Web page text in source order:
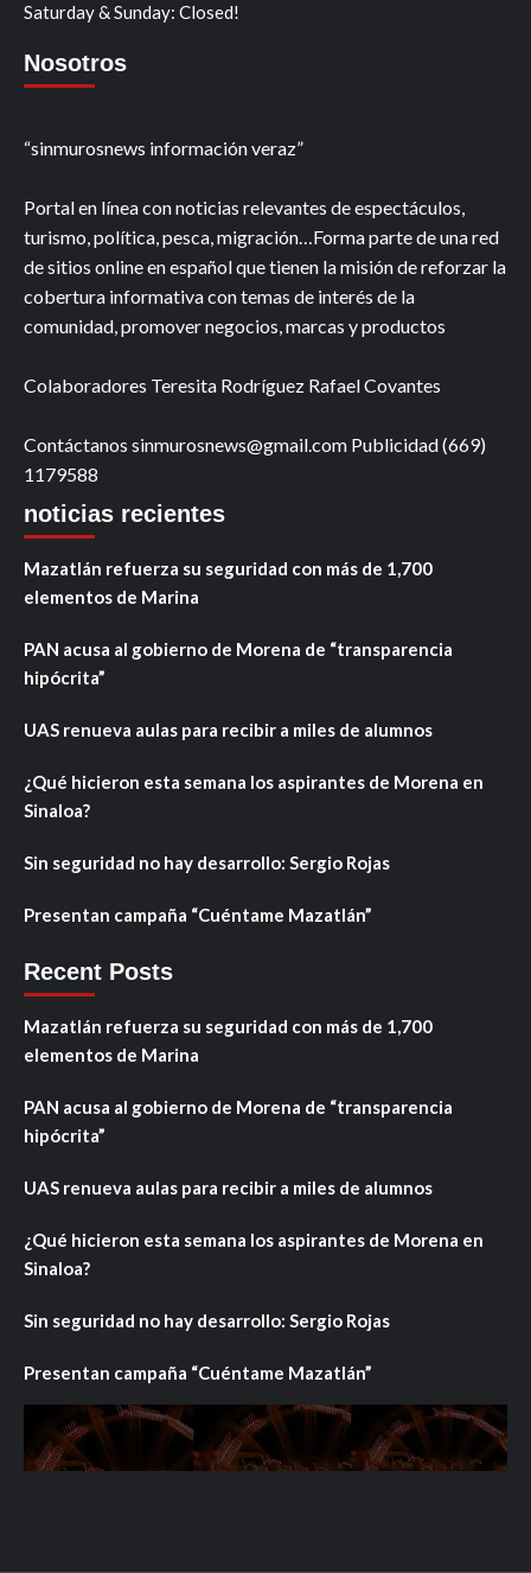
Saturday & Sunday: Closed!
Nosotros
“sinmurosnews información veraz”
Portal en línea con noticias relevantes de espectáculos,
turismo, política, pesca, migración…Forma parte de una red
de sitios online en español que tienen la misión de reforzar la
cobertura informativa con temas de interés de la
comunidad, promover negocios, marcas y productos
Colaboradores Teresita Rodríguez Rafael Covantes
Contáctanos sinmurosnews@gmail.com Publicidad (669)
1179588
noticias recientes
Mazatlán refuerza su seguridad con más de 1,700
elementos de Marina
PAN acusa al gobierno de Morena de “transparencia
hipócrita”
UAS renueva aulas para recibir a miles de alumnos
¿Qué hicieron esta semana los aspirantes de Morena en
Sinaloa?
Sin seguridad no hay desarrollo: Sergio Rojas
Presentan campaña “Cuéntame Mazatlán”
Recent Posts
Mazatlán refuerza su seguridad con más de 1,700
elementos de Marina
PAN acusa al gobierno de Morena de “transparencia
hipócrita”
UAS renueva aulas para recibir a miles de alumnos
¿Qué hicieron esta semana los aspirantes de Morena en
Sinaloa?
Sin seguridad no hay desarrollo: Sergio Rojas
Presentan campaña “Cuéntame Mazatlán”